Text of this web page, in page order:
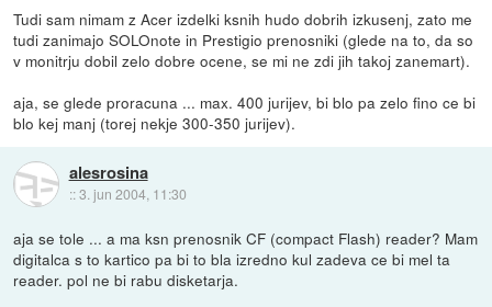
Tudi sam nimam z Acer izdelki ksnih hudo dobrih izkusenj, zato me
tudi zanimajo SOLOnote in Prestigio prenosniki (glede na to, da so
v monitrju dobil zelo dobre ocene, se mi ne zdi jih takoj zanemart).
aja, se glede proracuna ... max. 400 jurijev, bi blo pa zelo fino ce bi
blo kej manj (torej nekje 300-350 jurijev).
alesrosina
::3. jun 2004, 11:30
aja se tole ... a ma ksn prenosnik CF (compact Flash) reader? Mam
digitalca s to kartico pa bi to bla izredno kul zadeva ce bi mel ta
reader. pol ne bi rabu disketarja.